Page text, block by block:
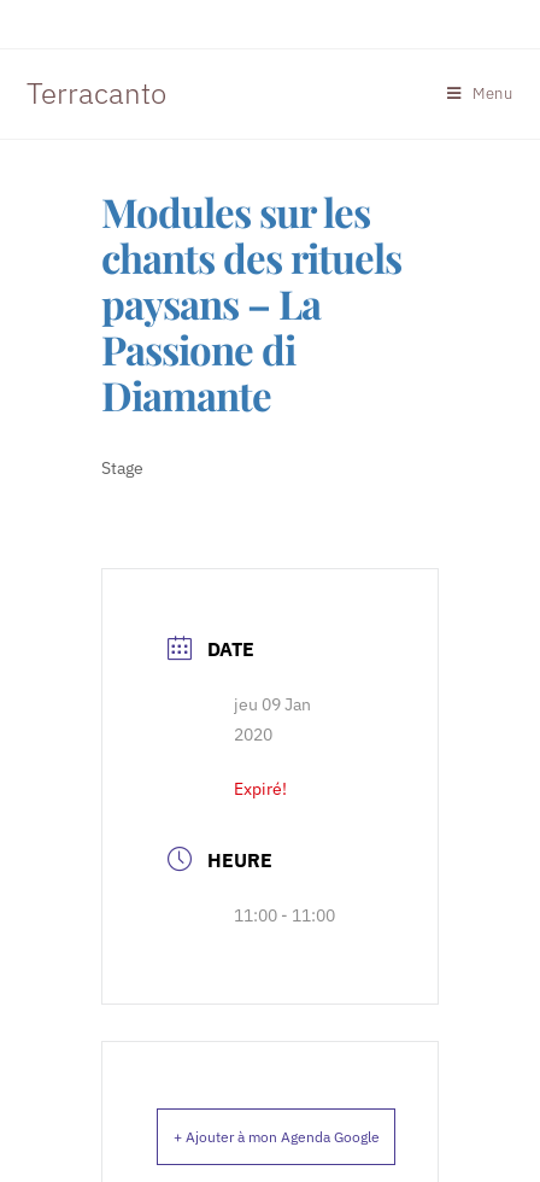
Terracanto Menu
Modules sur les
chants des rituels
paysans – La
Passione di
Diamante
Stage
DATE
jeu 09 Jan
2020
Expiré!
HEURE
11:00 - 11:00
+ Ajouter à mon Agenda Google